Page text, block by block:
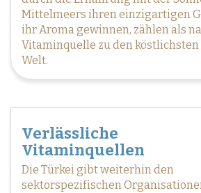
Mittelmeers ihren einzigartigen
ihr Aroma gewinnen, zählen als
Vitaminquelle zu den
Welt.
Verlässliche
Vitaminquellen
Die Türkei gibt weiterhin den
sektorspezifischen